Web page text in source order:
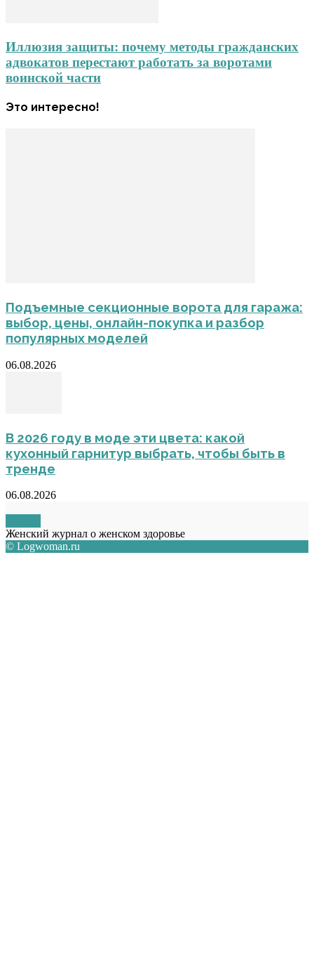
Иллюзия защиты: почему методы гражданских
адвокатов перестают работать за воротами
воинской части
Это интересно!
Подъемные секционные ворота для гаража:
выбор, цены, онлайн-покупка и разбор
популярных моделей
06.08.2026
В 2026 году в моде эти цвета: какой
кухонный гарнитур выбрать, чтобы быть в
тренде
06.08.2026
Женский журнал о женском здоровье
© Logwoman.ru